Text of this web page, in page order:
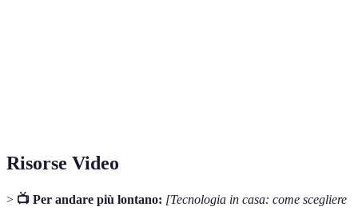
Risorse Video
> 📺 Per andare più lontano: [Tecnologia in casa: come scegliere